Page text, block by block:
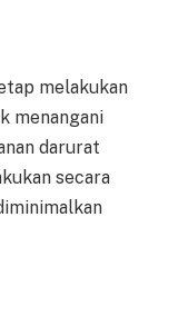
melakukan
menangani
darurat
secara